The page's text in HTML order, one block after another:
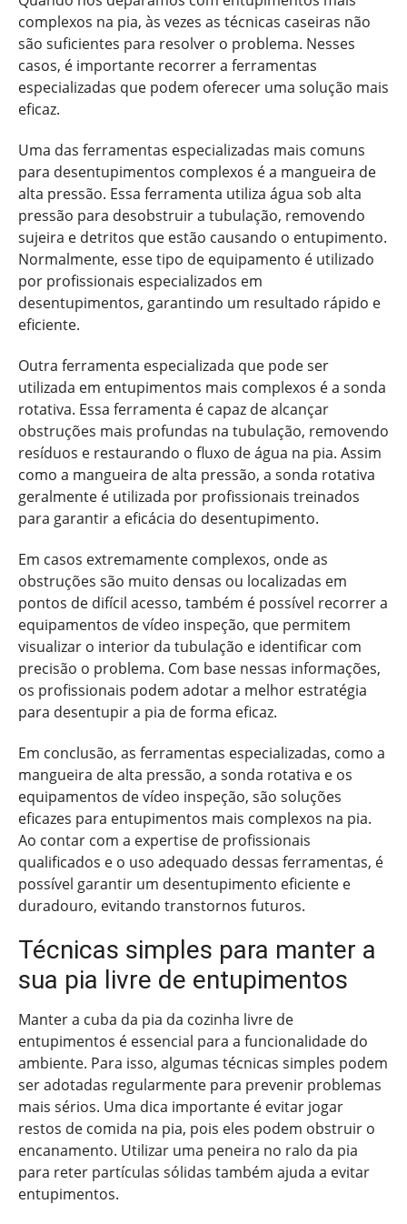
complexos na pia, às vezes as técnicas caseiras não
são suficientes para resolver o problema. Nesses
casos, é importante recorrer a ferramentas
especializadas que podem oferecer uma solução mais
eficaz.
Uma das ferramentas especializadas mais comuns
para desentupimentos complexos é a mangueira de
alta pressão. Essa ferramenta utiliza água sob alta
pressão para desobstruir a tubulação, removendo
sujeira e detritos que estão causando o entupimento.
Normalmente, esse tipo de equipamento é utilizado
por profissionais especializados em
desentupimentos, garantindo um resultado rápido e
eficiente.
Outra ferramenta especializada que pode ser
utilizada em entupimentos mais complexos é a sonda
rotativa. Essa ferramenta é capaz de alcançar
obstruções mais profundas na tubulação, removendo
resíduos e restaurando o fluxo de água na pia. Assim
como a mangueira de alta pressão, a sonda rotativa
geralmente é utilizada por profissionais treinados
para garantir a eficácia do desentupimento.
Em casos extremamente complexos, onde as
obstruções são muito densas ou localizadas em
pontos de difícil acesso, também é possível recorrer a
equipamentos de vídeo inspeção, que permitem
visualizar o interior da tubulação e identificar com
precisão o problema. Com base nessas informações,
os profissionais podem adotar a melhor estratégia
para desentupir a pia de forma eficaz.
Em conclusão, as ferramentas especializadas, como a
mangueira de alta pressão, a sonda rotativa e os
equipamentos de vídeo inspeção, são soluções
eficazes para entupimentos mais complexos na pia.
Ao contar com a expertise de profissionais
qualificados e o uso adequado dessas ferramentas, é
possível garantir um desentupimento eficiente e
duradouro, evitando transtornos futuros.
Técnicas simples para manter a
sua pia livre de entupimentos
Manter a cuba da pia da cozinha livre de
entupimentos é essencial para a funcionalidade do
ambiente. Para isso, algumas técnicas simples podem
ser adotadas regularmente para prevenir problemas
mais sérios. Uma dica importante é evitar jogar
restos de comida na pia, pois eles podem obstruir o
encanamento. Utilizar uma peneira no ralo da pia
para reter partículas sólidas também ajuda a evitar
entupimentos.